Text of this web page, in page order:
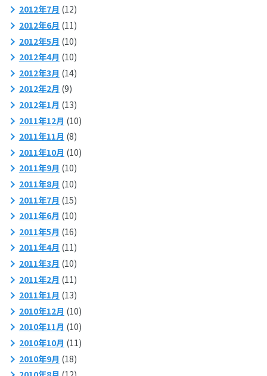
2012年7月 (12)
2012年6月 (11)
2012年5月 (10)
2012年4月 (10)
2012年3月 (14)
2012年2月 (9)
2012年1月 (13)
2011年12月 (10)
2011年11月 (8)
2011年10月 (10)
2011年9月 (10)
2011年8月 (10)
2011年7月 (15)
2011年6月 (10)
2011年5月 (16)
2011年4月 (11)
2011年3月 (10)
2011年2月 (11)
2011年1月 (13)
2010年12月 (10)
2010年11月 (10)
2010年10月 (11)
2010年9月 (18)